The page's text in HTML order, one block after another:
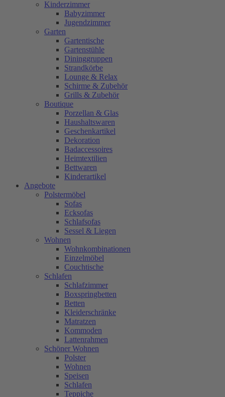
Kinderzimmer
Babyzimmer
Jugendzimmer
Garten
Gartentische
Gartenstühle
Dininggruppen
Strandkörbe
Lounge & Relax
Schirme & Zubehör
Grills & Zubehör
Boutique
Porzellan & Glas
Haushaltswaren
Geschenkartikel
Dekoration
Badaccessoires
Heimtextilien
Bettwaren
Kinderartikel
Angebote
Polstermöbel
Sofas
Ecksofas
Schlafsofas
Sessel & Liegen
Wohnen
Wohnkombinationen
Einzelmöbel
Couchtische
Schlafen
Schlafzimmer
Boxspringbetten
Betten
Kleiderschränke
Matratzen
Kommoden
Lattenrahmen
Schöner Wohnen
Polster
Wohnen
Speisen
Schlafen
Teppiche